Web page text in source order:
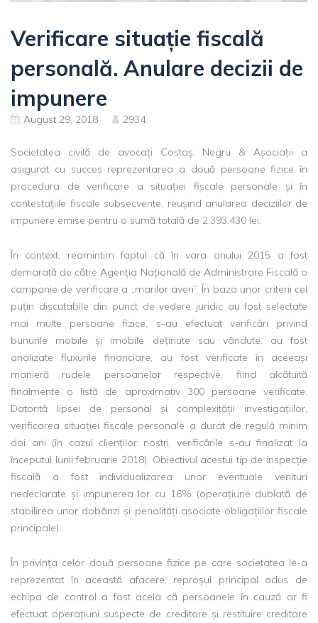
Verificare situație fiscală
personală. Anulare decizii de
impunere
August 29, 2018 2934
Societatea civilă de avocați Costaș, Negru & Asociații a
asigurat cu succes reprezentarea a două persoane fizice în
procedura de verificare a situației fiscale personale și în
contestațiile fiscale subsecvente, reușind anularea deciziilor de
impunere emise pentru o sumă totală de 2.393.430 lei.
În context, reamintim faptul că în vara anului 2015 a fost
demarată de către Agenția Națională de Administrare Fiscală o
campanie de verificare a „marilor averi”. În baza unor criterii cel
puțin discutabile din punct de vedere juridic au fost selectate
mai multe persoane fizice, s-au efectuat verificări privind
bunurile mobile și imobile deținute sau vândute, au fost
analizate fluxurile financiare, au fost verificate în aceeași
manieră rudele persoanelor respective, fiind alcătuită
finalmente o listă de aproximativ 300 persoane verificate.
Datorită lipsei de personal și complexității investigațiilor,
verificarea situației fiscale personale a durat de regulă minim
doi ani (în cazul clienților noștri, verificările s-au finalizat la
începutul lunii februarie 2018). Obiectivul acestui tip de inspecție
fiscală a fost individualizarea unor eventuale venituri
nedeclarate și impunerea lor cu 16% (operațiune dublată de
stabilirea unor dobânzi și penalități asociate obligațiilor fiscale
principale).
În privința celor două persoane fizice pe care societatea le-a
reprezentat în această afacere, reproșul principal adus de
echipa de control a fost acela că persoanele în cauză ar fi
efectuat operațiuni suspecte de creditare și restituire creditare